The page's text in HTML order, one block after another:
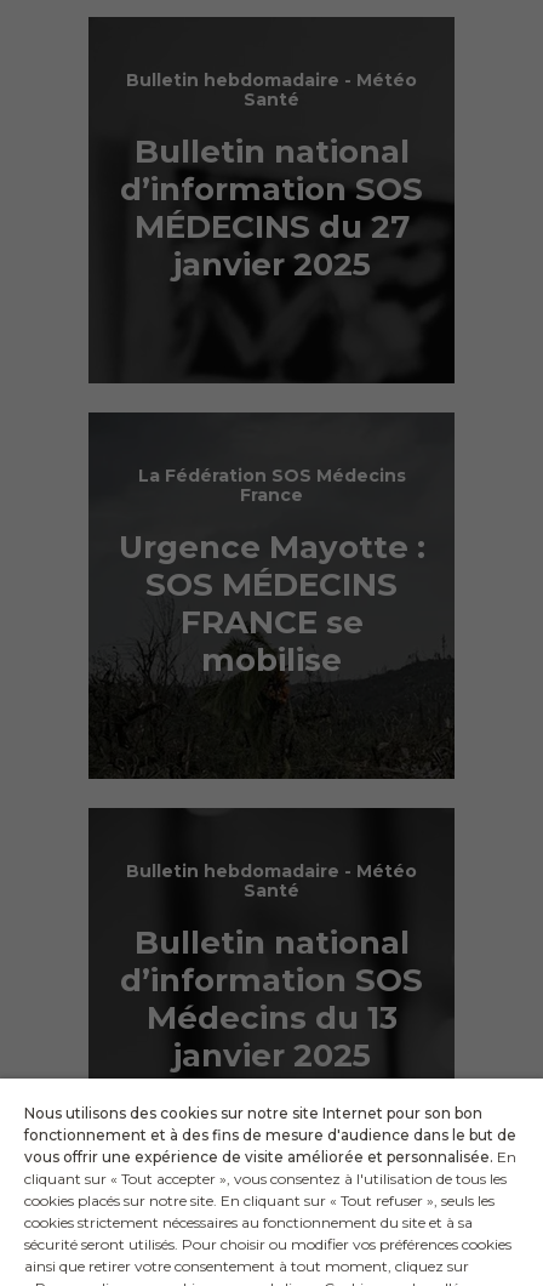
Bulletin hebdomadaire - Météo
Santé
Bulletin national
d’information SOS
MÉDECINS du 27
janvier 2025
La Fédération SOS Médecins
France
Urgence Mayotte :
SOS MÉDECINS
FRANCE se
mobilise
Bulletin hebdomadaire - Météo
Santé
Bulletin national
d’information SOS
Médecins du 13
janvier 2025
1 2 3 4 5 6 … 25
Nous utilisons des cookies sur notre site Internet pour son bon
fonctionnement et à des fins de mesure d'audience dans le but de
vous offrir une expérience de visite améliorée et personnalisée. En
cliquant sur « Tout accepter », vous consentez à l'utilisation de tous les
cookies placés sur notre site. En cliquant sur « Tout refuser », seuls les
cookies strictement nécessaires au fonctionnement du site et à sa
sécurité seront utilisés. Pour choisir ou modifier vos préférences cookies
ainsi que retirer votre consentement à tout moment, cliquez sur